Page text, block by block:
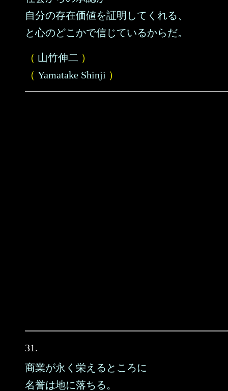
自分の存在価値を証明してくれる、
と心のどこかで信じているからだ。
（ 山竹伸二 ）
（ Yamatake Shinji ）
31.
商業が永く栄えるところに
名誉は地に落ちる。